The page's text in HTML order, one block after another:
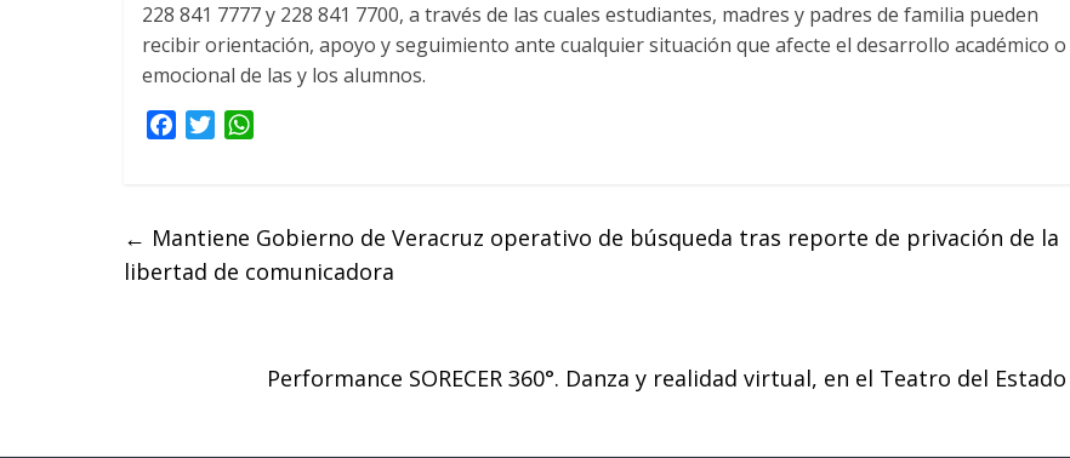
228 841 7777 y 228 841 7700, a través de las cuales estudiantes, madres y padres de familia pueden
recibir orientación, apoyo y seguimiento ante cualquier situación que afecte el desarrollo académico o
emocional de las y los alumnos.
b
o
t
e
s
A
← Mantiene Gobierno de Veracruz operativo de búsqueda tras reporte de privación de la
libertad de comunicadora
Performance SORECER 360°. Danza y realidad virtual, en el Teatro del Estado